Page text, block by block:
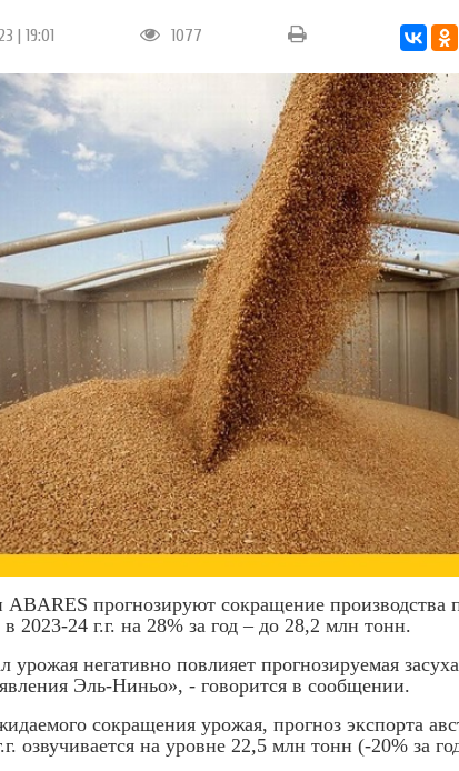
| 19:01 1077
ABARES прогнозируют сокращение
2023-24 г.г. на 28% за год – до 28,2 млн тонн.
урожая негативно повлияет прогнозируемая
Эль-Ниньо», - говорится в сообщении.
сокращения урожая, прогноз экспорта
озвучивается на уровне 22,5 млн тонн (-20% за